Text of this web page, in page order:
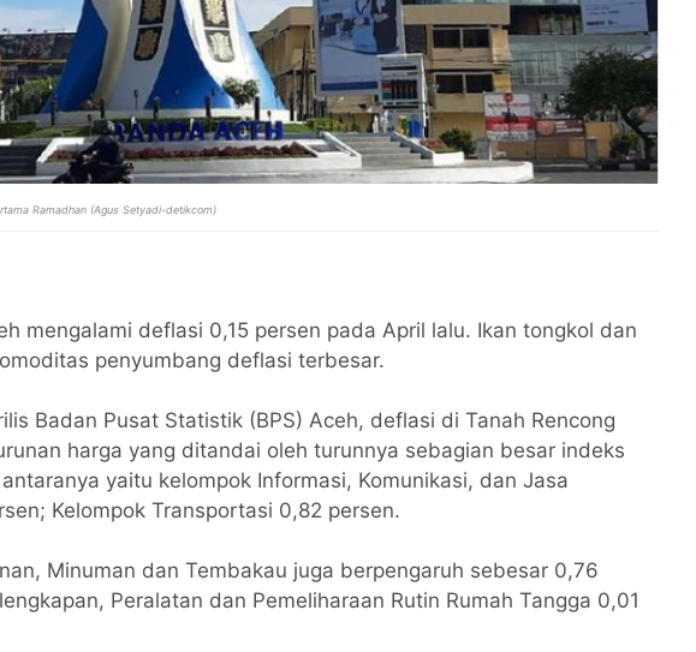
Ramadhan (Agus Setyadi-detikcom)
mengalami deflasi 0,15 persen pada April lalu. Ikan tongkol dan
penyumbang deflasi terbesar.
Badan Pusat Statistik (BPS) Aceh, deflasi di Tanah Rencong
harga yang ditandai oleh turunnya sebagian besar indeks
yaitu kelompok Informasi, Komunikasi, dan Jasa
Kelompok Transportasi 0,82 persen.
Minuman dan Tembakau juga berpengaruh sebesar 0,76
Peralatan dan Pemeliharaan Rutin Rumah Tangga 0,01